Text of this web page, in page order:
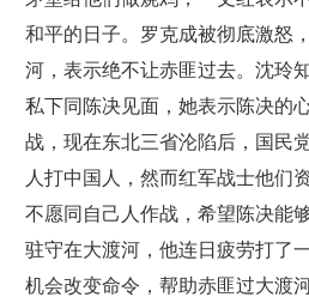
和平的日子。罗克成被彻底激怒
河，表示绝不让赤匪过去。沈玲
私下同陈决见面，她表示陈决的
战，现在东北三省沦陷后，国民
人打中国人，然而红军战士他们
不愿同自己人作战，希望陈决能
驻守在大渡河，他连日疲劳打了
机会改变命令，帮助赤匪过大渡